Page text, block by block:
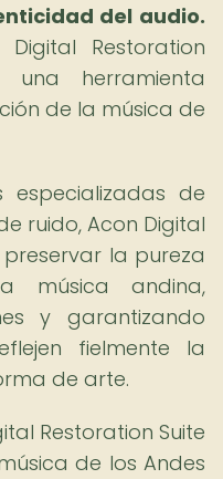
del audio.
Restoration
herramienta
de la música de
especializadas de
ruido, Acon Digital
la pureza
música andina,
y garantizando
fielmente la
de arte.
Restoration Suite
de los Andes